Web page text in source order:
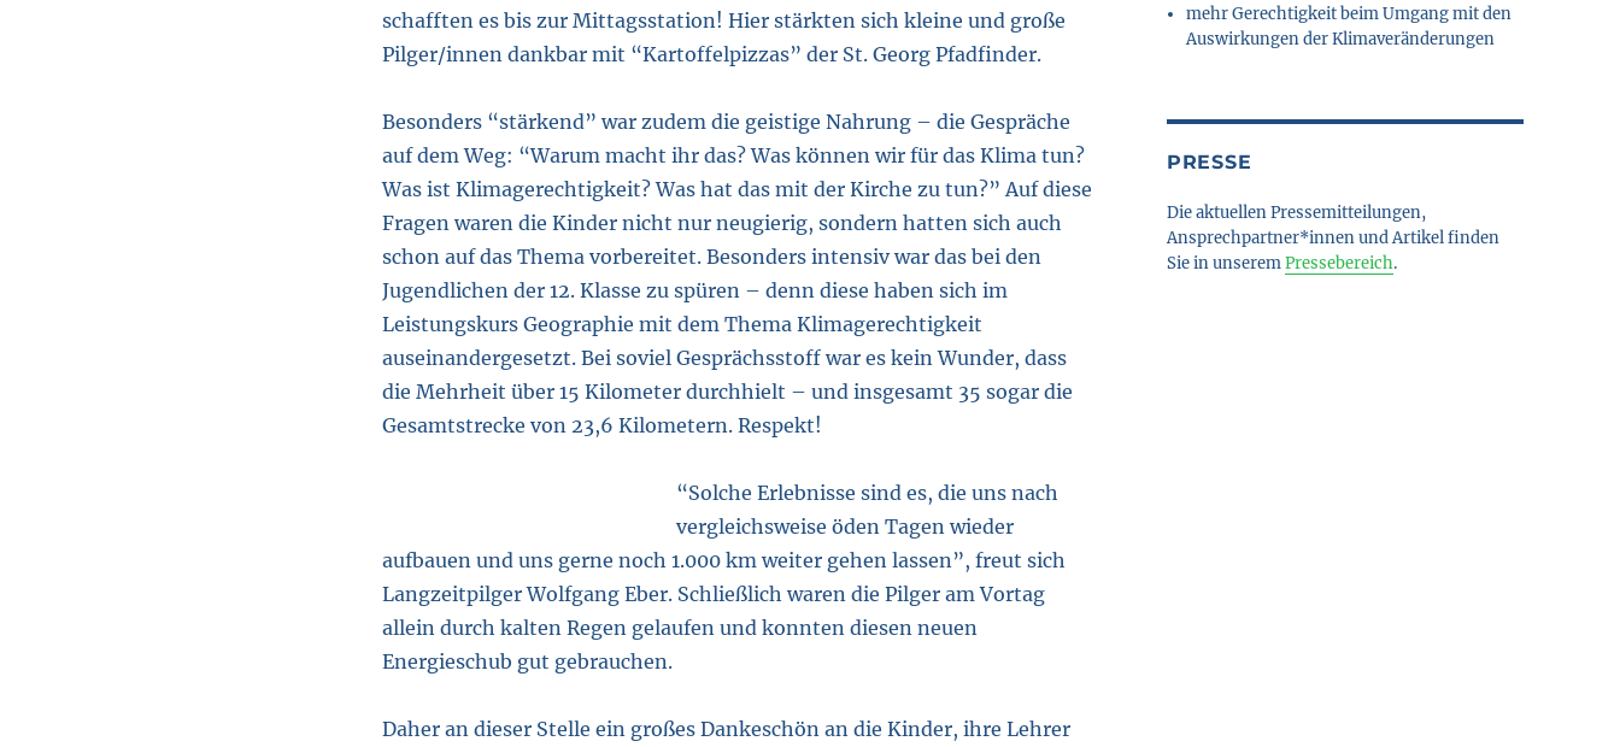
schafften es bis zur Mittagsstation! Hier stärkten sich kleine und große
Pilger/innen dankbar mit “Kartoffelpizzas” der St. Georg Pfadfinder.
Besonders “stärkend” war zudem die geistige Nahrung – die Gespräche
auf dem Weg: “Warum macht ihr das? Was können wir für das Klima tun?
Was ist Klimagerechtigkeit? Was hat das mit der Kirche zu tun?” Auf diese
Fragen waren die Kinder nicht nur neugierig, sondern hatten sich auch
schon auf das Thema vorbereitet. Besonders intensiv war das bei den
Jugendlichen der 12. Klasse zu spüren – denn diese haben sich im
Leistungskurs Geographie mit dem Thema Klimagerechtigkeit
auseinandergesetzt. Bei soviel Gesprächsstoff war es kein Wunder, dass
die Mehrheit über 15 Kilometer durchhielt – und insgesamt 35 sogar die
Gesamtstrecke von 23,6 Kilometern. Respekt!
“Solche Erlebnisse sind es, die uns nach
vergleichsweise öden Tagen wieder
aufbauen und uns gerne noch 1.000 km weiter gehen lassen”, freut sich
Langzeitpilger Wolfgang Eber. Schließlich waren die Pilger am Vortag
allein durch kalten Regen gelaufen und konnten diesen neuen
Energieschub gut gebrauchen.
Daher an dieser Stelle ein großes Dankeschön an die Kinder, ihre Lehrer
mehr Gerechtigkeit beim Umgang mit den
Auswirkungen der Klimaveränderungen
PRESSE
Die aktuellen Pressemitteilungen,
Ansprechpartner*innen und Artikel finden
Sie in unseremPressebereich.